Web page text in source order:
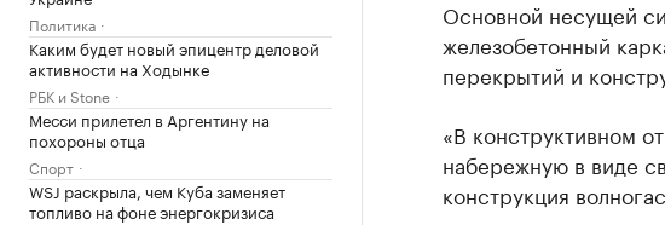
Политика
Каким будет новый эпицентр деловой
активности на Ходынке
РБК и Stone
Месси прилетел в Аргентину на
похороны отца
Спорт
WSJ раскрыла, чем Куба заменяет
топливо на фоне энергокризиса
Основной несущей
железобетонный
перекрытий и
«В конструктивном
набережную в виде
конструкция